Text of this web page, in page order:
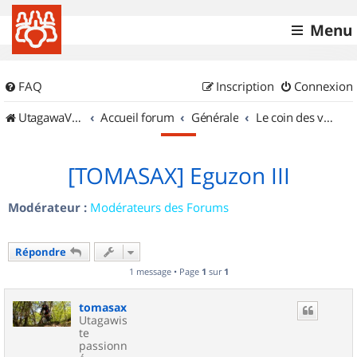
Menu
FAQ Connexion
Inscription
UtagawaVTT (Randos VTT et VTTAE avec traces GPS)
Accueil forum Générale Le coin des vidéastes
[TOMASAX] Eguzon III
Modérateur : Modérateurs des Forums
Répondre
1 message • Page 1 sur 1
tomasax
Utagawis
te
passionn